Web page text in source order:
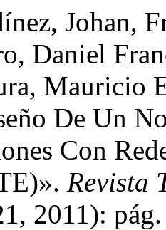
Johan,
Daniel
Mauricio
De Un
Con
Revista
2011):